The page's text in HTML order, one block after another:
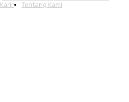
Karir Tentang Kami